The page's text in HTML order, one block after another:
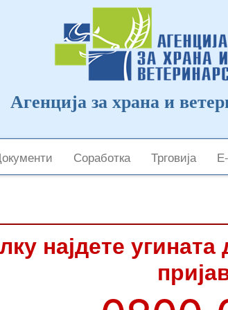
Агенција за храна и
Соработка Трговија
најдете